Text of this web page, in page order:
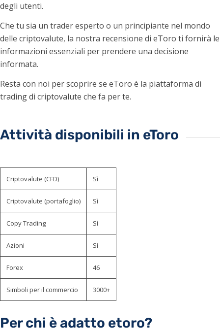
degli utenti.
Che tu sia un trader esperto o un principiante nel mondo
delle criptovalute, la nostra recensione di eToro ti fornirà le
informazioni essenziali per prendere una decisione
informata.
Resta con noi per scoprire se eToro è la piattaforma di
trading di criptovalute che fa per te.
Attività disponibili in eToro
Criptovalute (CFD) Sì
Criptovalute (portafoglio) Sì
Copy Trading Sì
Azioni Sì
Forex 46
Simboli per il commercio 3000+
Per chi è adatto etoro?